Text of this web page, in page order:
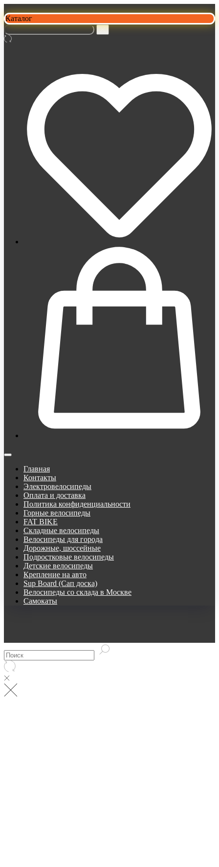
Каталог
Главная
Контакты
Электровелосипеды
Оплата и доставка
Политика конфиденциальности
Горные велосипеды
FAT BIKE
Складные велосипеды
Велосипеды для города
Дорожные, шоссейные
Подростковые велосипеды
Детские велосипеды
Крепление на авто
Sup Board (Сап доска)
Велосипеды со склада в Москве
Самокаты